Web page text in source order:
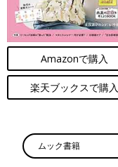
Amazonで購入
楽天ブックスで購入
ムック書籍